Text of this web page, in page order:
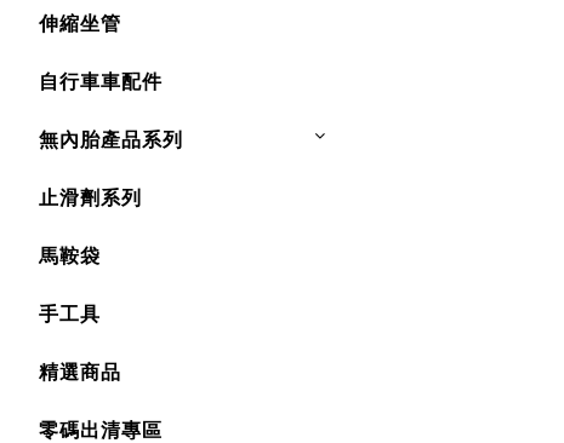
伸縮坐管
自行車車配件
無內胎產品系列
止滑劑系列
馬鞍袋
手工具
精選商品
零碼出清專區